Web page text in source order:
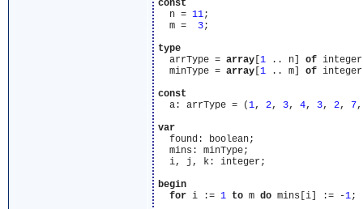
const
  n =
11;
  m =
3;
type
  arrType =
array[ 1 .. n] of
  minType =
array[ 1 .. m] of
const
  a: arrType = (
1, 2, 3, 4, 3, 2, 7
var
  found: boolean;
  mins: minType;
  i, j, k: integer;
begin
for i := 1 to m do mins[i] := -1;